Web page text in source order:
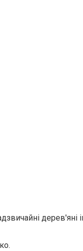
дерев'яні